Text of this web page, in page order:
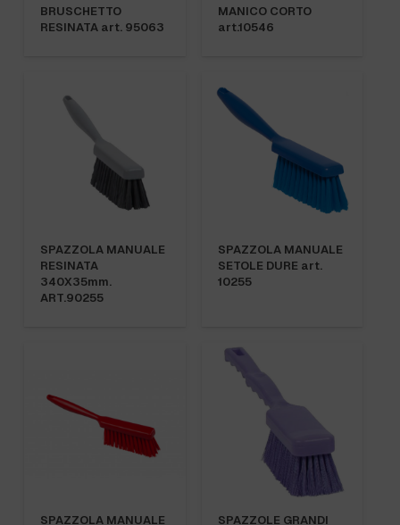
BRUSCHETTO
RESINATA art. 95063
MANICO CORTO
art.10546
SPAZZOLA MANUALE
RESINATA
340X35mm.
ART.90255
SPAZZOLA MANUALE
SETOLE DURE art.
10255
SPAZZOLA MANUALE
SPAZZOLE GRANDI